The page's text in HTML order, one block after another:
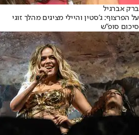
ברק אברגיל
על הפרצוף: ג'סטין והיילי מציגים מהלך זוגי
סיכום סופ"ש